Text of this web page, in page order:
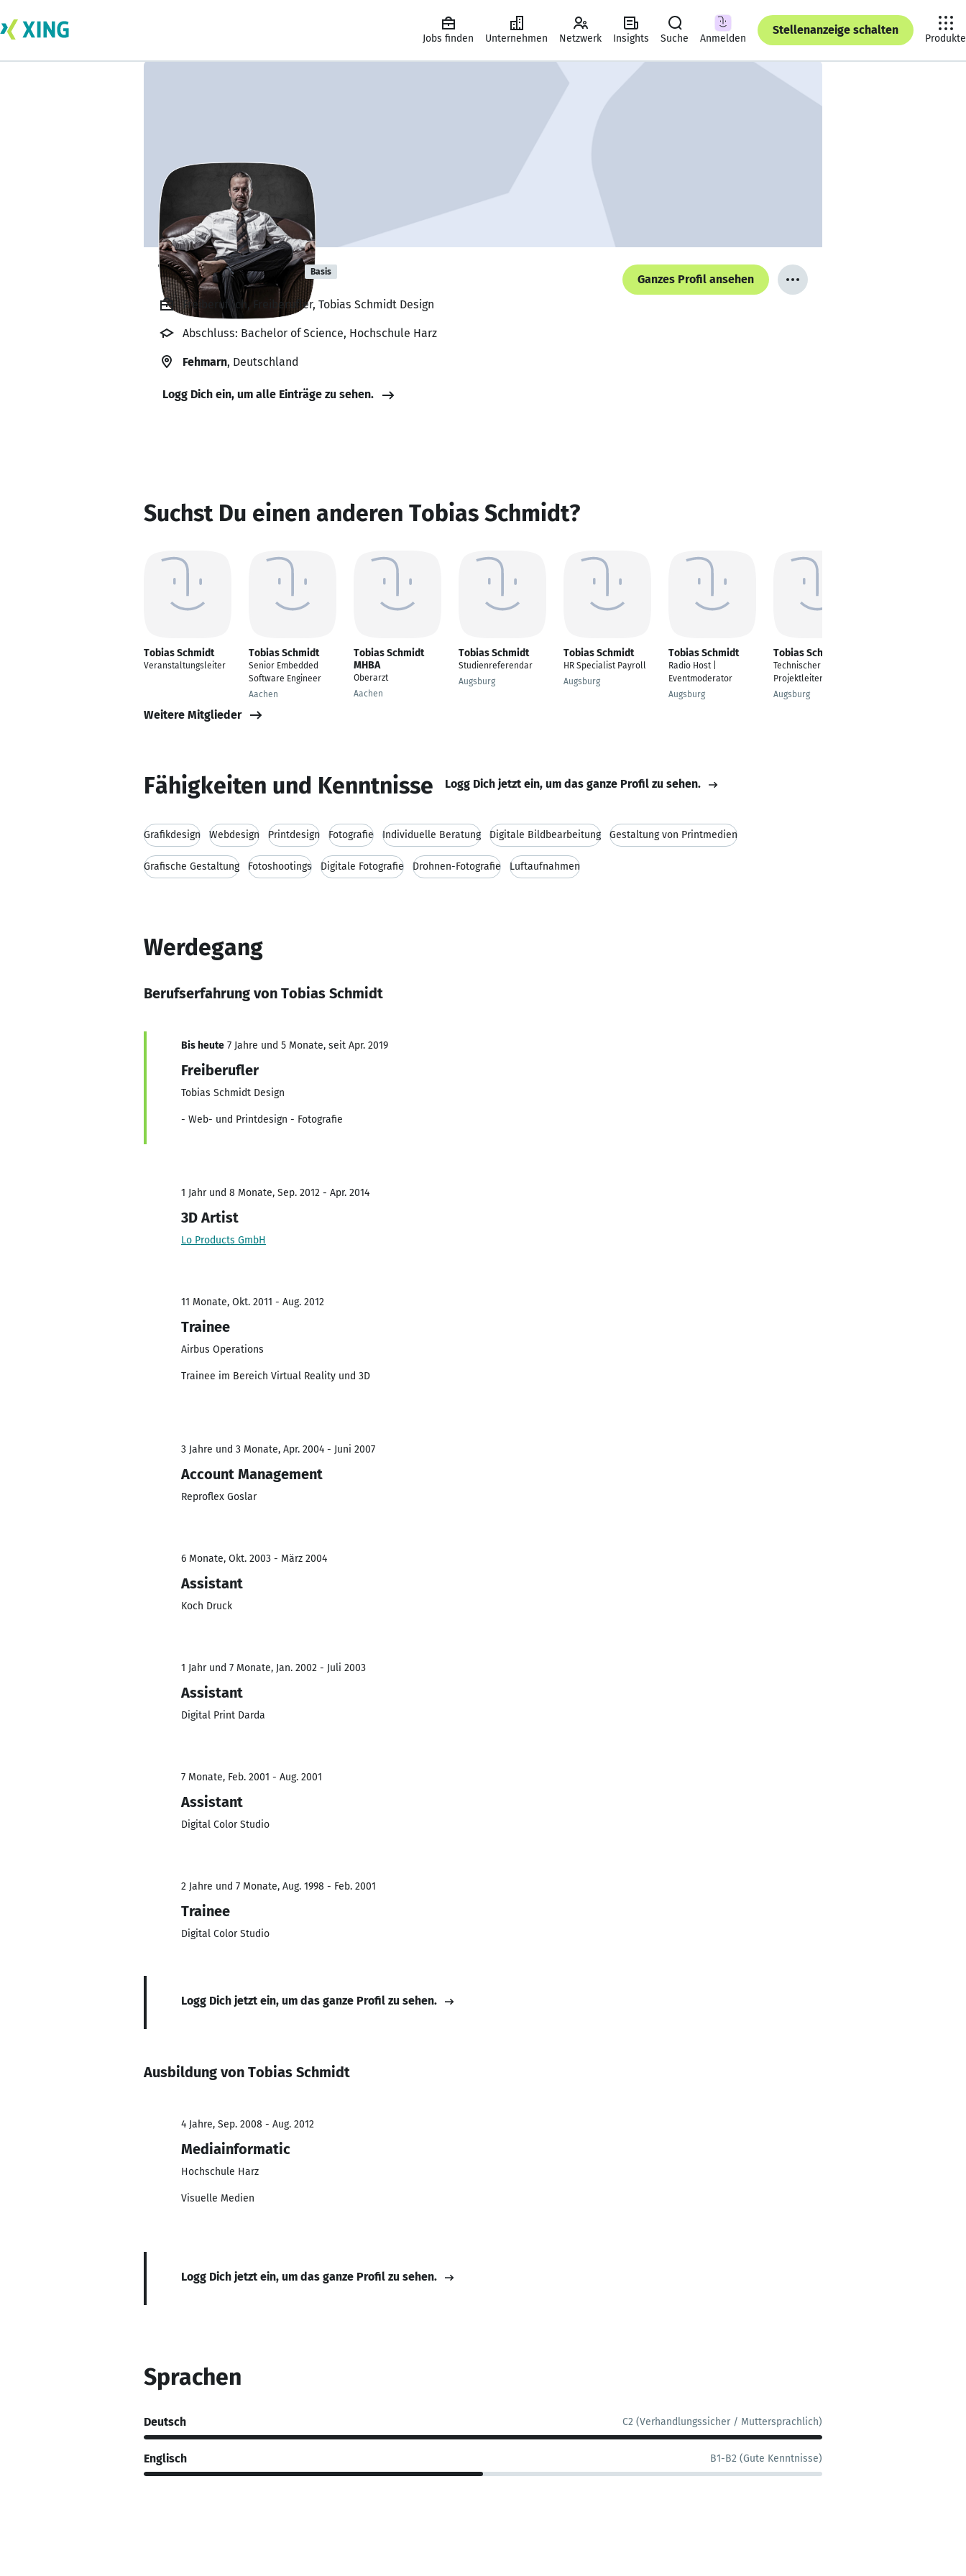
Jobs finden Unternehmen Netzwerk Insights Suche Anmelden
Stellenanzeige schalten
Produkte
Tobias Schmidt Basis
Ganzes Profil ansehen
Freiberuflich, Freiberufler, Tobias Schmidt Design
Abschluss: Bachelor of Science, Hochschule Harz
Fehmarn, Deutschland
Logg Dich ein, um alle Einträge zu sehen.
Suchst Du einen anderen Tobias Schmidt?
Tobias Schmidt
Veranstaltungsleiter
Tobias Schmidt
Senior Embedded
Software Engineer
Aachen
Tobias Schmidt
MHBA
Oberarzt
Aachen
Tobias Schmidt
Studienreferendar
Augsburg
Tobias Schmidt
HR Specialist Payroll
Augsburg
Tobias Schmidt
Radio Host |
Eventmoderator
Augsburg
Tobias Schmidt
Technischer
Projektleiter
Augsburg
Weitere Mitglieder
Fähigkeiten und Kenntnisse Logg Dich jetzt ein, um das ganze Profil zu sehen.
Grafikdesign Webdesign Printdesign Fotografie Individuelle Beratung Digitale Bildbearbeitung Gestaltung von Printmedien
Grafische Gestaltung Fotoshootings Digitale Fotografie Drohnen-Fotografie Luftaufnahmen
Werdegang
Berufserfahrung von Tobias Schmidt
Bis heute 7 Jahre und 5 Monate, seit Apr. 2019
Freiberufler
Tobias Schmidt Design
- Web- und Printdesign - Fotografie
1 Jahr und 8 Monate, Sep. 2012 - Apr. 2014
3D Artist
Lo Products GmbH
11 Monate, Okt. 2011 - Aug. 2012
Trainee
Airbus Operations
Trainee im Bereich Virtual Reality und 3D
3 Jahre und 3 Monate, Apr. 2004 - Juni 2007
Account Management
Reproflex Goslar
6 Monate, Okt. 2003 - März 2004
Assistant
Koch Druck
1 Jahr und 7 Monate, Jan. 2002 - Juli 2003
Assistant
Digital Print Darda
7 Monate, Feb. 2001 - Aug. 2001
Assistant
Digital Color Studio
2 Jahre und 7 Monate, Aug. 1998 - Feb. 2001
Trainee
Digital Color Studio
Logg Dich jetzt ein, um das ganze Profil zu sehen.
Ausbildung von Tobias Schmidt
4 Jahre, Sep. 2008 - Aug. 2012
Mediainformatic
Hochschule Harz
Visuelle Medien
Logg Dich jetzt ein, um das ganze Profil zu sehen.
Sprachen
Deutsch C2 (Verhandlungssicher / Muttersprachlich)
Englisch B1-B2 (Gute Kenntnisse)